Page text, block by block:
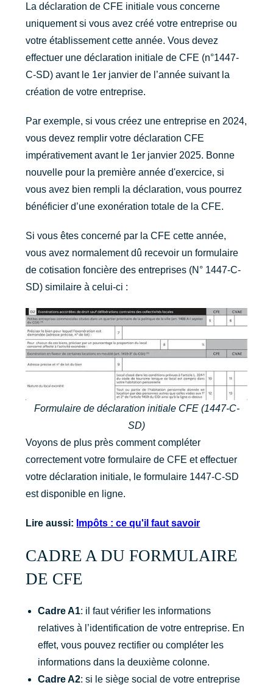
La déclaration de CFE initiale vous concerne
uniquement si vous avez créé votre entreprise ou
votre établissement cette année. Vous devez
effectuer une déclaration initiale de CFE (n°1447-
C-SD) avant le 1er janvier de l’année suivant la
création de votre entreprise.
Par exemple, si vous créez une entreprise en 2024,
vous devez remplir votre déclaration CFE
impérativement avant le 1er janvier 2025. Bonne
nouvelle pour la première année d'exercice, si
vous avez bien rempli la déclaration, vous pourrez
bénéficier d’une exonération totale de la CFE.
Si vous êtes concerné par la CFE cette année,
vous avez normalement dû recevoir un formulaire
de cotisation foncière des entreprises (N° 1447-C-
SD) similaire à celui-ci :
Formulaire de déclaration initiale CFE (1447-C-
SD)
Voyons de plus près comment compléter
correctement votre formulaire de CFE et effectuer
votre déclaration initiale, le formulaire 1447-C-SD
est disponible en ligne.
Lire aussi: Impôts : ce qu'il faut savoir
CADRE A DU FORMULAIRE
DE CFE
Cadre A1: il faut vérifier les informations
relatives à l’identification de votre entreprise. En
effet, vous pouvez rectifier ou compléter les
informations dans la deuxième colonne.
Cadre A2: si le siège social de votre entreprise